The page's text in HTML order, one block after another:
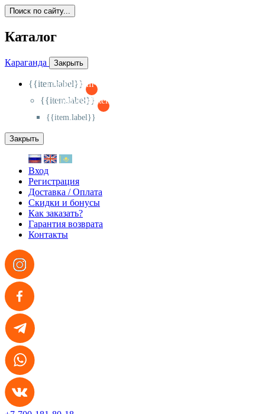
Поиск по сайту...
Каталог
Караганда Закрыть
{{item.label}}
{{activeItem==item.id?'-
{{item.label}}
{{activeSubitem==item.id?'-
{{item.label}}
Закрыть
Вход
Регистрация
Доставка / Оплата
Скидки и бонусы
Как заказать?
Гарантия возврата
Контакты